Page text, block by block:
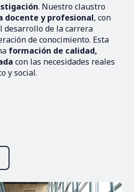
. Nuestro claustro
docente y profesional, con
desarrollo de la carrera
de conocimiento. Esta
formación de calidad,
con las necesidades reales
y social.